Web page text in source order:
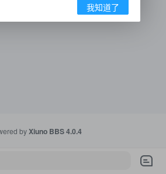
byXiuno BBS4.0.4
我知道了